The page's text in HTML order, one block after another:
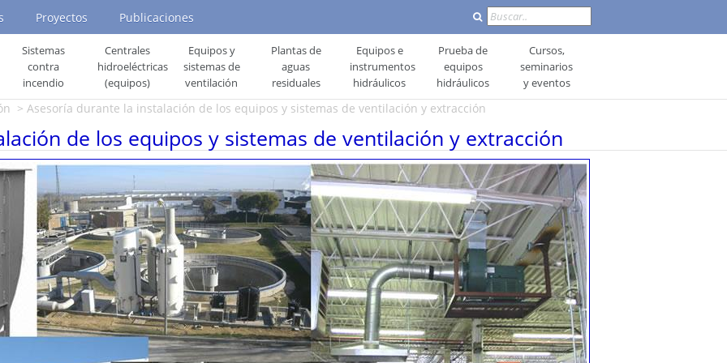
Proyectos Publicaciones Buscar
Sistemas
contra
incendio
Centrales
hidroeléctricas
(equipos)
Equipos y
sistemas de
ventilación
Plantas de
aguas
residuales
Equipos e
instrumentos
hidráulicos
Prueba de
equipos
hidráulicos
Cursos,
seminarios
y eventos
> Asesoría durante la instalación de los equipos y sistemas de ventilación y extracción
de los equipos y sistemas de ventilación y extracción